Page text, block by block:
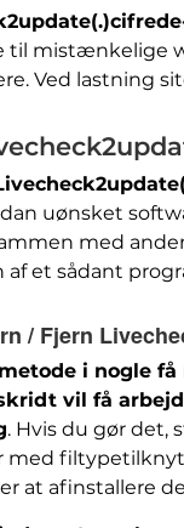
til mistænkelige
Ved lastning
uønsket
med
af et sådant
/ Fjern
i nogle
vil få
. Hvis du gør det,
med
at afinstallere